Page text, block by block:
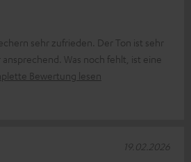
sehr zufrieden. Der Ton ist sehr
Was noch fehlt, ist eine
Bewertung lesen
19.02.2026